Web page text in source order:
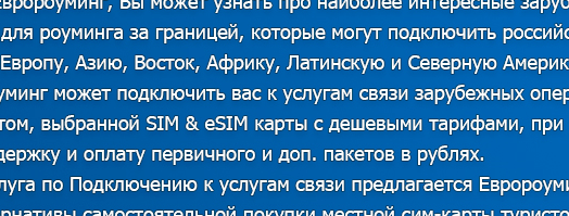
ниже иливойтиесли вы уже имеете аккаунт.